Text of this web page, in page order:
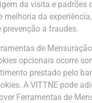
da visita e padrões
melhoria da
prevenção a fraudes.
de
opcionais ocorre
prestado pelo
A VITTNE pode
Ferramentas de